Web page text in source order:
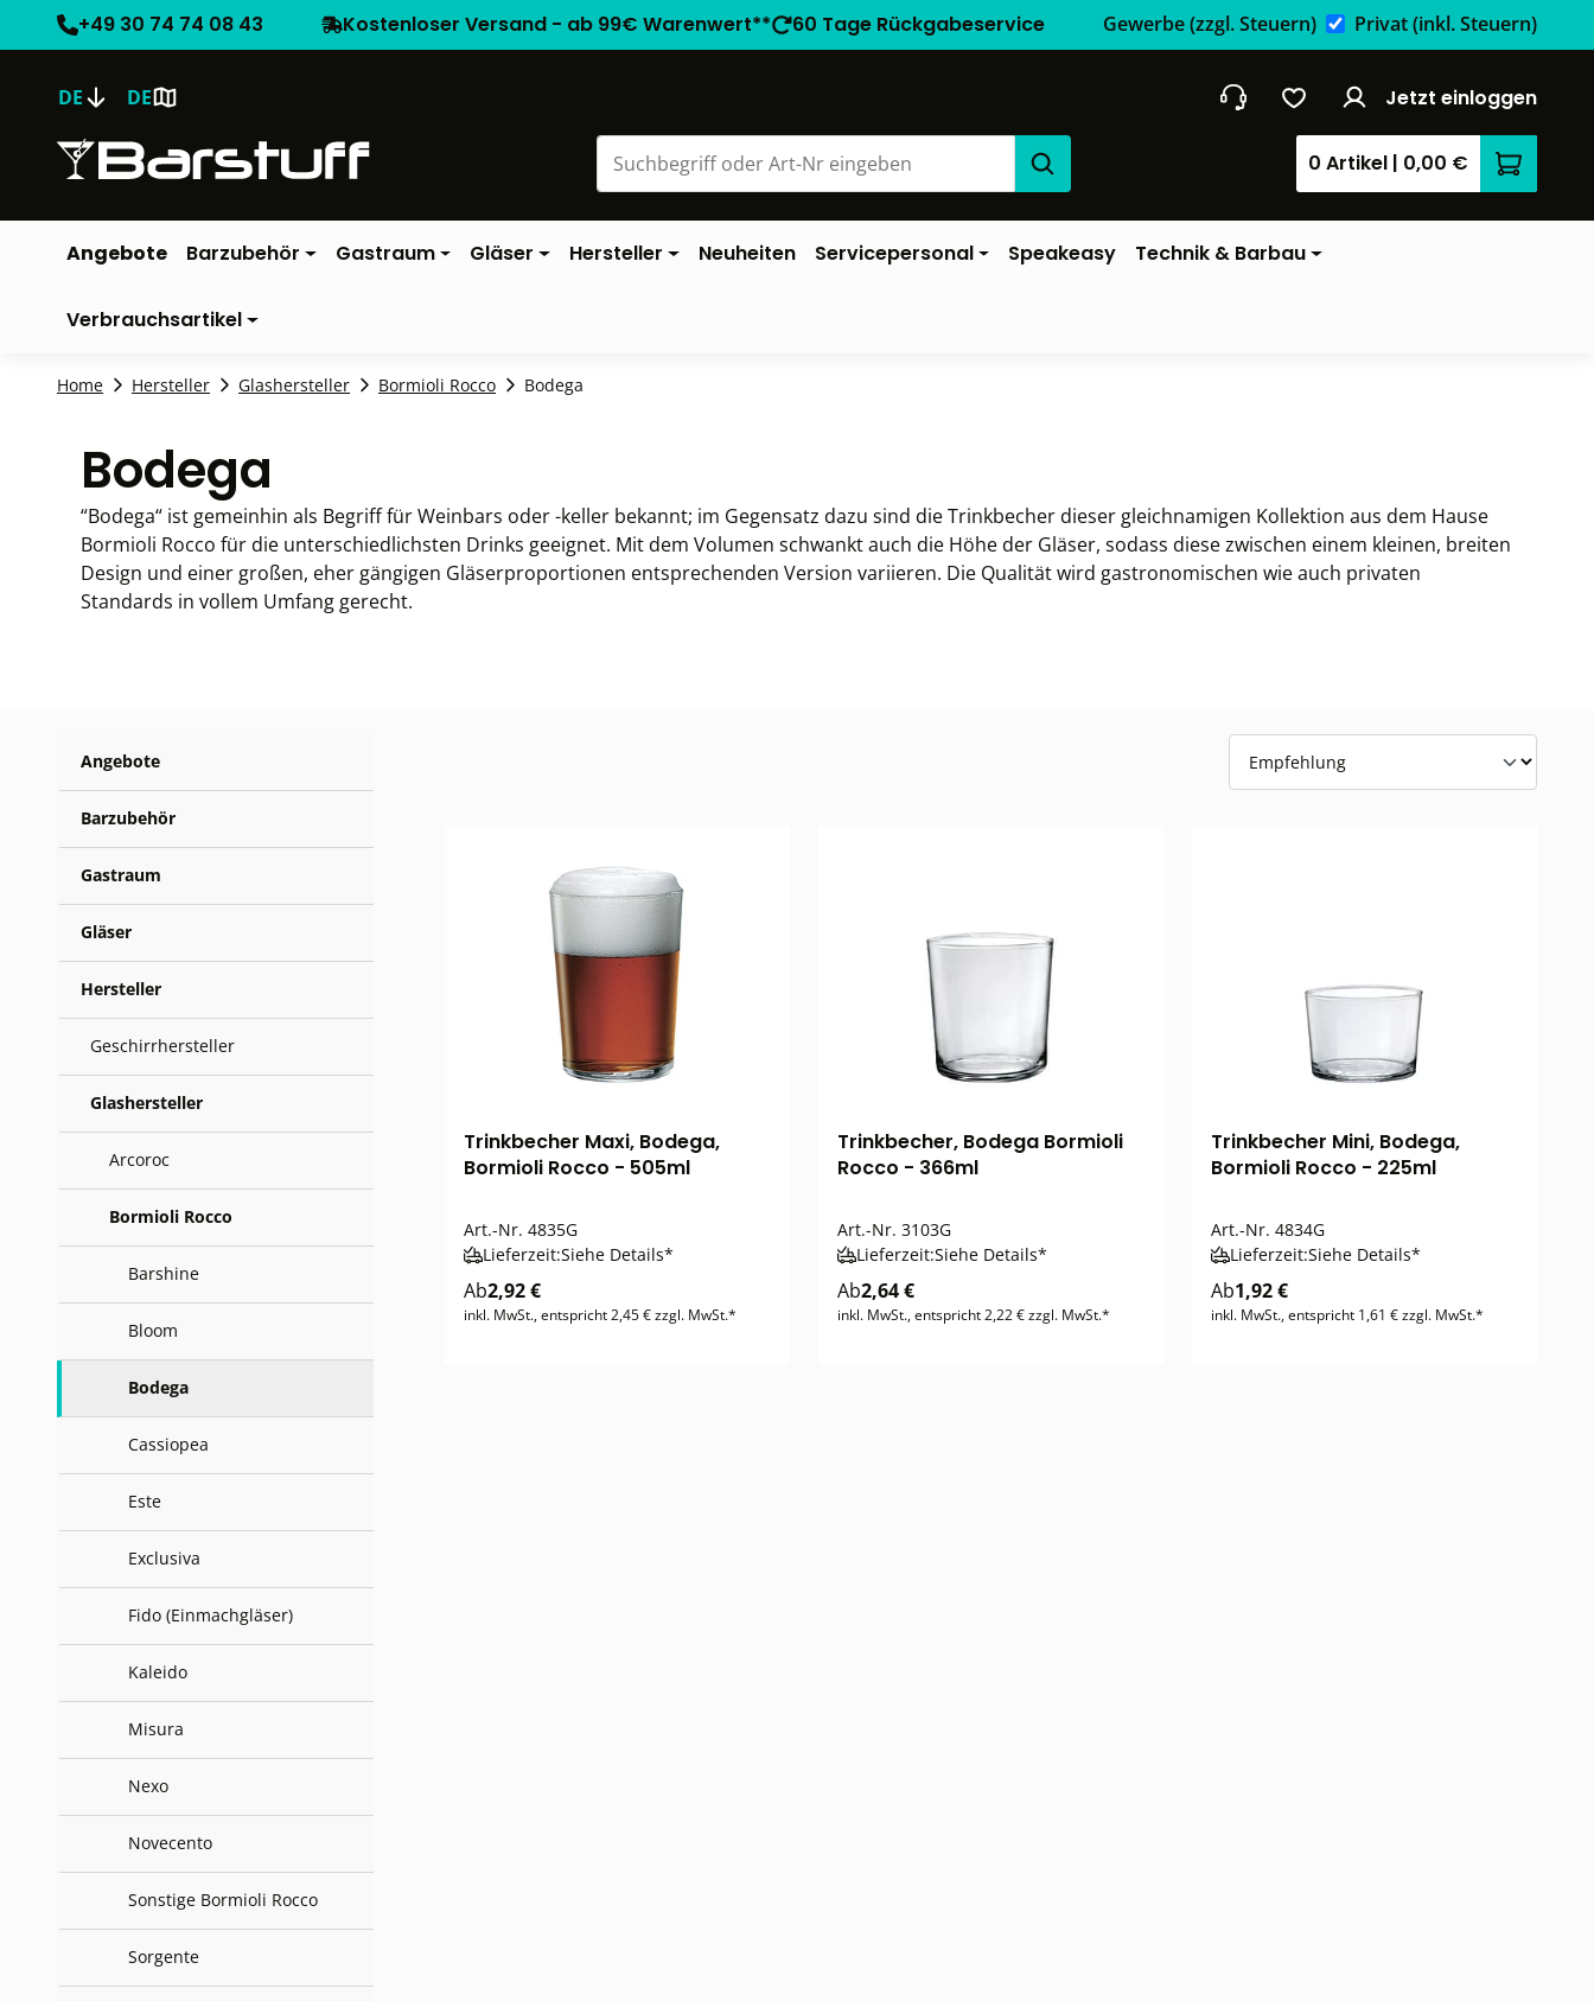
+49 30 74 74 08 43 Kostenloser Versand - ab 99€ Warenwert** 60 Tage Rückgabeservice Gewerbe(zzgl. Steuern) Privat(inkl. Steuern)
DE DE Jetzt einloggen
0 Artikel | 0,00 €
Angebote Barzubehör Gastraum Gläser Hersteller Neuheiten Servicepersonal Speakeasy Technik & Barbau
Verbrauchsartikel
Home Hersteller Glashersteller Bormioli Rocco Bodega
Bodega
“Bodega“ ist gemeinhin als Begriff für Weinbars oder -keller bekannt; im Gegensatz dazu sind die Trinkbecher dieser gleichnamigen Kollektion aus dem Hause
Bormioli Rocco für die unterschiedlichsten Drinks geeignet. Mit dem Volumen schwankt auch die Höhe der Gläser, sodass diese zwischen einem kleinen, breiten
Design und einer großen, eher gängigen Gläserproportionen entsprechenden Version variieren. Die Qualität wird gastronomischen wie auch privaten
Standards in vollem Umfang gerecht.
Angebote
Barzubehör
Gastraum
Gläser
Hersteller
Geschirrhersteller
Glashersteller
Arcoroc
Bormioli Rocco
Barshine
Bloom
Bodega
Cassiopea
Este
Exclusiva
Fido (Einmachgläser)
Kaleido
Misura
Nexo
Novecento
Sonstige Bormioli Rocco
Sorgente
Trinkbecher Maxi, Bodega,
Bormioli Rocco - 505ml
Art.-Nr. 4835G
Lieferzeit:Siehe Details*
Ab2,92 €
inkl. MwSt., entspricht 2,45 € zzgl. MwSt.*
Trinkbecher, Bodega Bormioli
Rocco - 366ml
Art.-Nr. 3103G
Lieferzeit:Siehe Details*
Ab2,64 €
inkl. MwSt., entspricht 2,22 € zzgl. MwSt.*
Trinkbecher Mini, Bodega,
Bormioli Rocco - 225ml
Art.-Nr. 4834G
Lieferzeit:Siehe Details*
Ab1,92 €
inkl. MwSt., entspricht 1,61 € zzgl. MwSt.*